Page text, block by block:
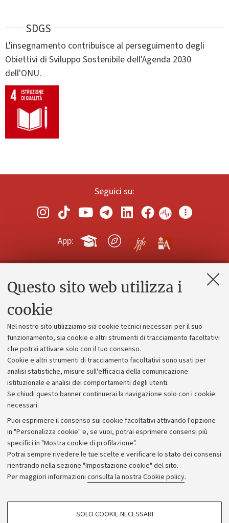
Questo sito web utilizza i
cookie
Nel nostro sito utilizziamo sia cookie tecnici necessari per il suo
funzionamento, sia cookie e altri strumenti di tracciamento facoltativi
che potrai attivare solo con il tuo consenso.
Cookie e altri strumenti di tracciamento facoltativi sono usati per
analisi statistiche, misure sull'efficacia della comunicazione
istituzionale e analisi dei comportamenti degli utenti.
Se chiudi questo banner continuerai la navigazione solo con i cookie
necessari.
Puoi esprimere il consenso sui cookie facoltativi attivando l'opzione
in "Personalizza cookie" e, se vuoi, potrai esprimere consensi più
specifici in "Mostra cookie di profilazione".
Potrai sempre rivedere le tue scelte e verificare lo stato dei consensi
rientrando nella sezione "Impostazione cookie" del sito.
Per maggiori informazioni consulta la nostra Cookie policy.
COOKIE DI PROFILAZIONE - FACOLTATIVI
SOLO COOKIE NECESSARI
SDGS
L'insegnamento contribuisce al perseguimento degli
Obiettivi di Sviluppo Sostenibile dell'Agenda 2030
dell'ONU.
Seguici su:
App:
Contatti e PEC
Alumni community
Piano strategico
Bilanci
Donazioni e 5x1000
Bandi, gare e concorsi
Albo online
Amministrazione trasparente
Atti di notifica
Informazioni sul sito e accessibilità
Dichiarazione di accessibilità
Privacy e note legali